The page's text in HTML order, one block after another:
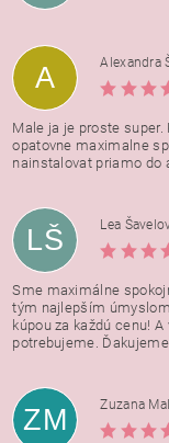
A
Alexandra
Male ja je proste
opatovne maximalne
nainstalovat priamo do
LŠ
Lea
Sme maximálne
tým najlepším
kúpou za každú cenu!
potrebujeme.
ZM
Zuzana